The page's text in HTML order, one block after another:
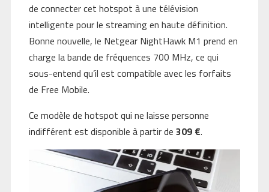
de connecter cet hotspot à une télévision
intelligente pour le streaming en haute définition.
Bonne nouvelle, le Netgear NightHawk M1 prend en
charge la bande de fréquences 700 MHz, ce qui
sous-entend qu’il est compatible avec les forfaits
de Free Mobile.
Ce modèle de hotspot qui ne laisse personne
indifférent est disponible à partir de 309 €.